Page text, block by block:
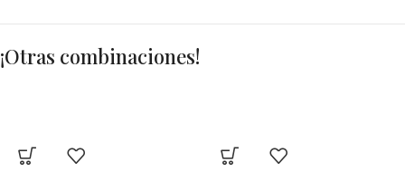
¡Otras combinaciones!